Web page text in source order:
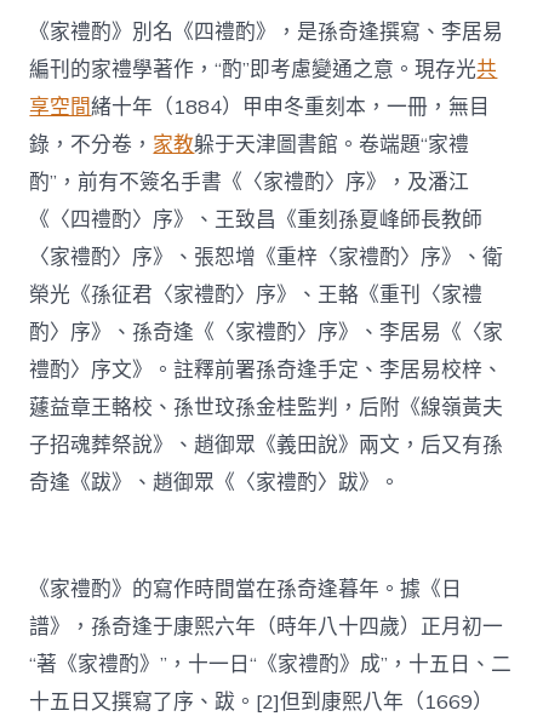
《家禮酌》別名《四禮酌》，是孫奇逢撰寫、李居易
編刊的家禮學著作，“酌”即考慮變通之意。現存光共
享空間緒十年（1884）甲申冬重刻本，一冊，無目
錄，不分卷， 家教躲于天津圖書館。卷端題“家禮
酌”，前有不簽名手書《〈家禮酌〉序》，及潘江
《〈四禮酌〉序》、王致昌《重刻孫夏峰師長教師
〈家禮酌〉序》、張恕增《重梓〈家禮酌〉序》、衛
榮光《孫征君〈家禮酌〉序》、王輅《重刊〈家禮
酌〉序》、孫奇逢《〈家禮酌〉序》、李居易《〈家
禮酌〉序文》。註釋前署孫奇逢手定、李居易校梓、
蘧益章王輅校、孫世玟孫金桂監判，后附《線嶺黃夫
子招魂葬祭說》、趙御眾《義田說》兩文，后又有孫
奇逢《跋》、趙御眾《〈家禮酌〉跋》。
《家禮酌》的寫作時間當在孫奇逢暮年。據《日
譜》，孫奇逢于康熙六年（時年八十四歲）正月初一
“著《家禮酌》”，十一日“《家禮酌》成”，十五日、二
十五日又撰寫了序、跋。[2]但到康熙八年（1669）